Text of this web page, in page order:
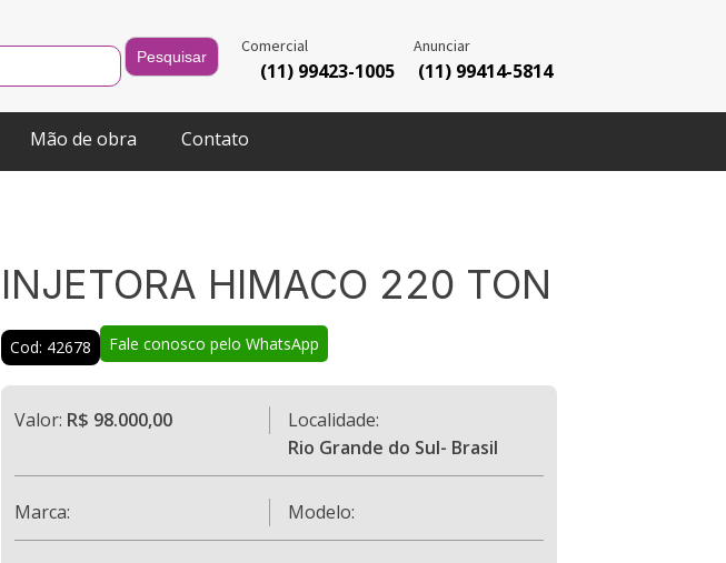
Comercial
(11) 99423-1005
Anunciar
(11) 99414-5814
Mão de obra Contato
INJETORA HIMACO 220 TON
Cod: 42678 Fale conosco pelo WhatsApp
Valor: R$ 98.000,00
Localidade:
Rio Grande do Sul- Brasil
Marca: Modelo: